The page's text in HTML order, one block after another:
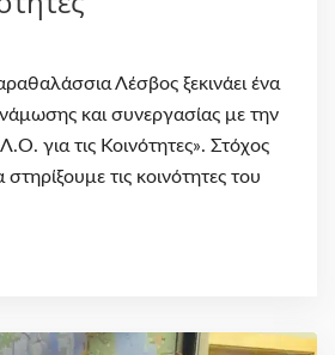
Λέσβος ξεκινάει ένα
και συνεργασίας με την
για τις Κοινότητες». Στόχος
τις κοινότητες του